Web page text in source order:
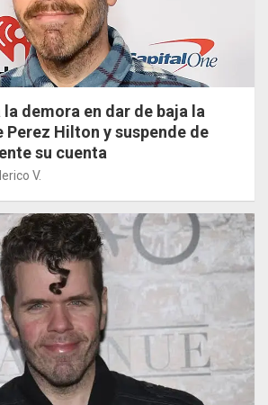
demora en dar de baja la
Hilton y suspende de
su cuenta
V.